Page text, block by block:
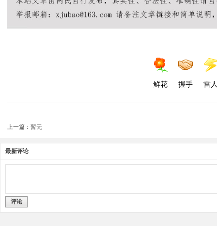
鲜花 握手 雷
上一篇：暂无
最新评论
评论